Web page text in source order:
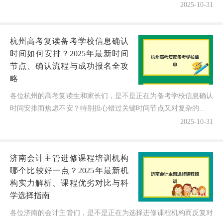
2025-10-31
杭州高考复读备考学校信息确认
时间如何安排？2025年最新时间
节点、确认流程与成功报名全攻
略
各位杭州的高考复读生和家长们，是不是正在为备考学校信息确认
时间安排而焦虑不安？特别担心错过关键时间节点又对复杂的确认
流程一头雾水？特别关心杭州高考复读备考学校信息确认时间...
2025-10-31
济南会计主管进修课程培训机构
哪个比较好一点？2025年最新机
构实力解析、课程优劣对比与科
学选择指南
各位济南的会计主管们，是不是正在为选择进修课程机构而反复对